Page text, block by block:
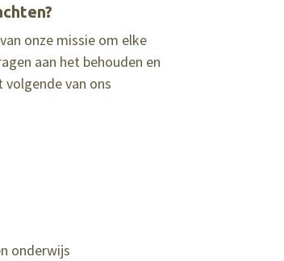
onze missie om elke
aan het behouden en
van ons
onderwijs